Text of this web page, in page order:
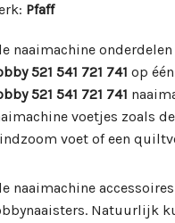
: Pfaff
naaimachine
521 541 721 741 op
521 541 721 741
voetjes zoals
voet of een
naaimachine
Natuurlijk